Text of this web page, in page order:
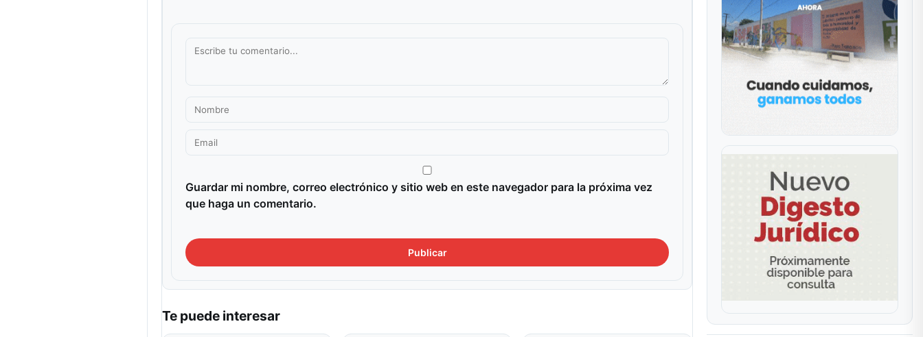
Guardar mi nombre, correo electrónico y sitio web en este navegador para la próxima vez
que haga un comentario.
Te puede interesar